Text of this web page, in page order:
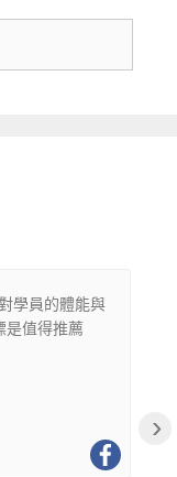
學員的體能與
是值得推薦
›